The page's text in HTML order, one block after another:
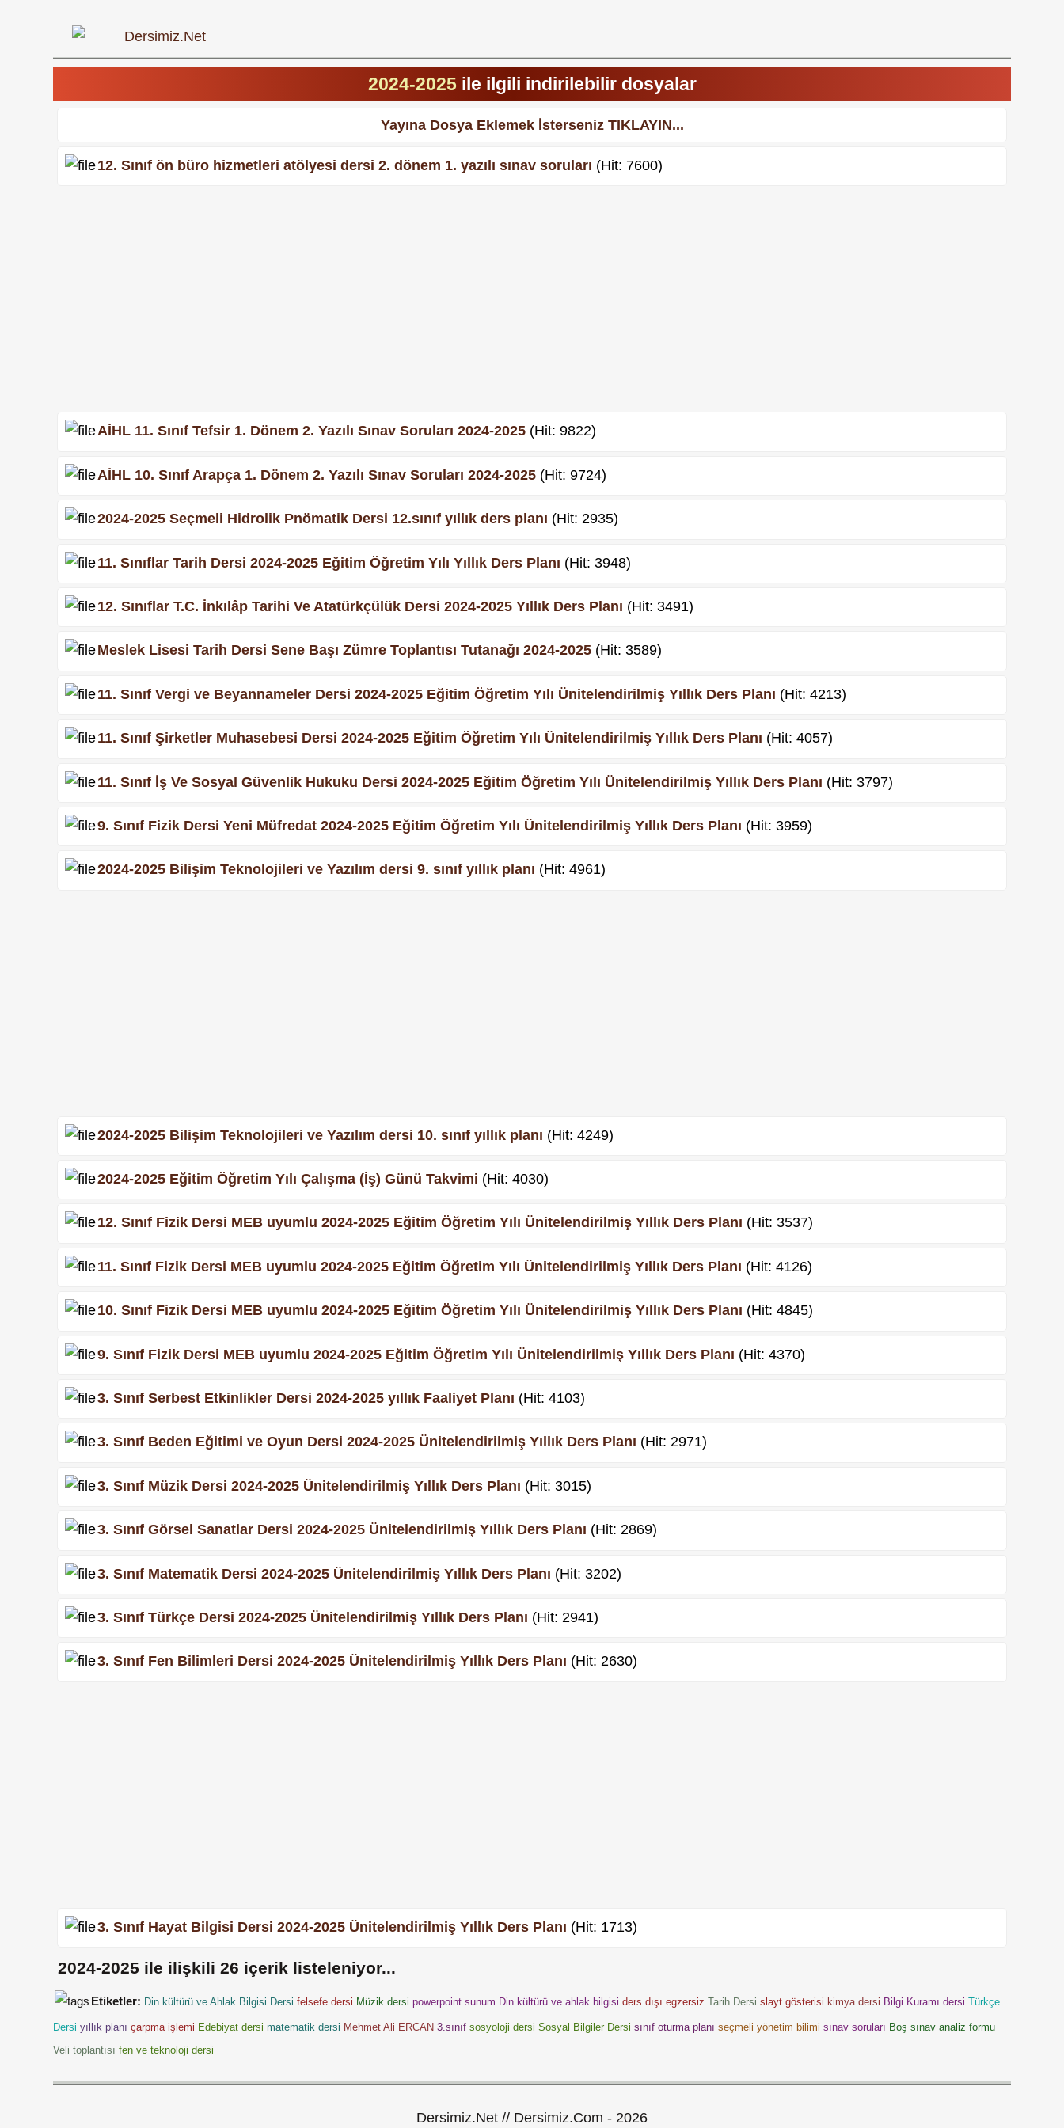
2024-2025ile ilgili indirilebilir dosyalar
Yayına Dosya Eklemek İsterseniz TIKLAYIN...
12. Sınıf ön büro hizmetleri atölyesi dersi 2. dönem 1. yazılı sınav soruları (Hit: 7600)
AİHL 11. Sınıf Tefsir 1. Dönem 2. Yazılı Sınav Soruları 2024-2025 (Hit: 9822)
AİHL 10. Sınıf Arapça 1. Dönem 2. Yazılı Sınav Soruları 2024-2025 (Hit: 9724)
2024-2025 Seçmeli Hidrolik Pnömatik Dersi 12.sınıf yıllık ders planı (Hit: 2935)
11. Sınıflar Tarih Dersi 2024-2025 Eğitim Öğretim Yılı Yıllık Ders Planı (Hit: 3948)
12. Sınıflar T.C. İnkılâp Tarihi Ve Atatürkçülük Dersi 2024-2025 Yıllık Ders Planı (Hit: 3491)
Meslek Lisesi Tarih Dersi Sene Başı Zümre Toplantısı Tutanağı 2024-2025 (Hit: 3589)
11. Sınıf Vergi ve Beyannameler Dersi 2024-2025 Eğitim Öğretim Yılı Ünitelendirilmiş Yıllık Ders Planı (Hit: 4213)
11. Sınıf Şirketler Muhasebesi Dersi 2024-2025 Eğitim Öğretim Yılı Ünitelendirilmiş Yıllık Ders Planı (Hit: 4057)
11. Sınıf İş Ve Sosyal Güvenlik Hukuku Dersi 2024-2025 Eğitim Öğretim Yılı Ünitelendirilmiş Yıllık Ders Planı (Hit: 3797)
9. Sınıf Fizik Dersi Yeni Müfredat 2024-2025 Eğitim Öğretim Yılı Ünitelendirilmiş Yıllık Ders Planı (Hit: 3959)
2024-2025 Bilişim Teknolojileri ve Yazılım dersi 9. sınıf yıllık planı (Hit: 4961)
2024-2025 Bilişim Teknolojileri ve Yazılım dersi 10. sınıf yıllık planı (Hit: 4249)
2024-2025 Eğitim Öğretim Yılı Çalışma (İş) Günü Takvimi (Hit: 4030)
12. Sınıf Fizik Dersi MEB uyumlu 2024-2025 Eğitim Öğretim Yılı Ünitelendirilmiş Yıllık Ders Planı (Hit: 3537)
11. Sınıf Fizik Dersi MEB uyumlu 2024-2025 Eğitim Öğretim Yılı Ünitelendirilmiş Yıllık Ders Planı (Hit: 4126)
10. Sınıf Fizik Dersi MEB uyumlu 2024-2025 Eğitim Öğretim Yılı Ünitelendirilmiş Yıllık Ders Planı (Hit: 4845)
9. Sınıf Fizik Dersi MEB uyumlu 2024-2025 Eğitim Öğretim Yılı Ünitelendirilmiş Yıllık Ders Planı (Hit: 4370)
3. Sınıf Serbest Etkinlikler Dersi 2024-2025 yıllık Faaliyet Planı (Hit: 4103)
3. Sınıf Beden Eğitimi ve Oyun Dersi 2024-2025 Ünitelendirilmiş Yıllık Ders Planı (Hit: 2971)
3. Sınıf Müzik Dersi 2024-2025 Ünitelendirilmiş Yıllık Ders Planı (Hit: 3015)
3. Sınıf Görsel Sanatlar Dersi 2024-2025 Ünitelendirilmiş Yıllık Ders Planı (Hit: 2869)
3. Sınıf Matematik Dersi 2024-2025 Ünitelendirilmiş Yıllık Ders Planı (Hit: 3202)
3. Sınıf Türkçe Dersi 2024-2025 Ünitelendirilmiş Yıllık Ders Planı (Hit: 2941)
3. Sınıf Fen Bilimleri Dersi 2024-2025 Ünitelendirilmiş Yıllık Ders Planı (Hit: 2630)
3. Sınıf Hayat Bilgisi Dersi 2024-2025 Ünitelendirilmiş Yıllık Ders Planı (Hit: 1713)
2024-2025 ile ilişkili26 içerik listeleniyor...
Etiketler: Din kültürü ve Ahlak Bilgisi Dersi felsefe dersi Müzik dersi powerpoint sunum Din kültürü ve ahlak bilgisi ders dışı egzersiz Tarih Dersi slayt gösterisi kimya dersi Bilgi Kuramı dersi Türkçe
Dersi yıllık planı çarpma işlemi Edebiyat dersi matematik dersi Mehmet Ali ERCAN 3.sınıf sosyoloji dersi Sosyal Bilgiler Dersi sınıf oturma planı seçmeli yönetim bilimi sınav soruları Boş sınav analiz formu
Veli toplantısı fen ve teknoloji dersi
Dersimiz.Net // Dersimiz.Com - 2026